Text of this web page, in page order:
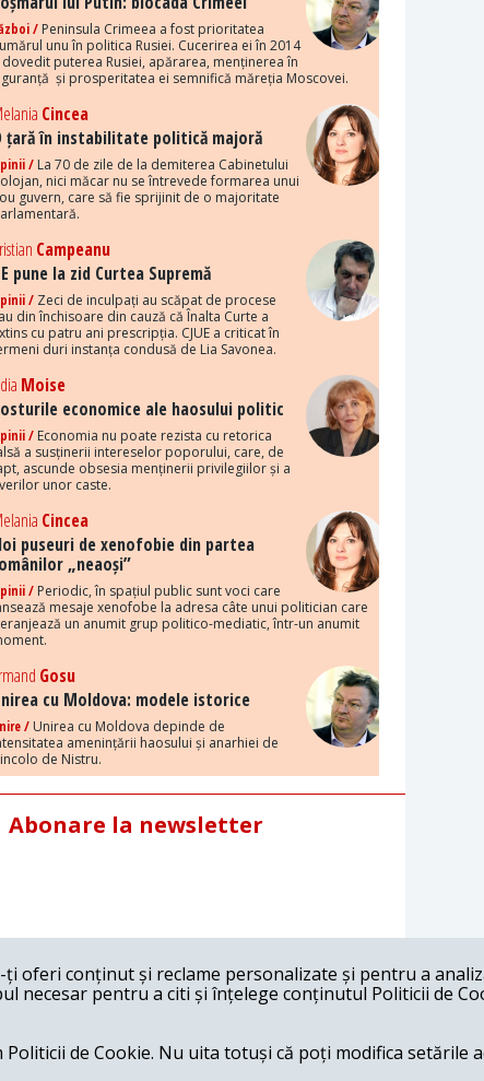
/ Peninsula Crimeea a fost prioritatea
unu în politica Rusiei. Cucerirea ei în 2014
dovedit puterea Rusiei, apărarea, menținerea în
și prosperitatea ei semnifică măreția Moscovei.
Cincea
țară în instabilitate politică majoră
/ La 70 de zile de la demiterea Cabinetului
nici măcar nu se întrevede formarea unui
guvern, care să fie sprijinit de o majoritate
Campeanu
pune la zid Curtea Supremă
/ Zeci de inculpați au scăpat de procese
din închisoare din cauză că Înalta Curte a
cu patru ani prescripția. CJUE a criticat în
duri instanța condusă de Lia Savonea.
Moise
economice ale haosului politic
/ Economia nu poate rezista cu retorica
a susținerii intereselor poporului, care, de
ascunde obsesia menținerii privilegiilor și a
unor caste.
Cincea
puseuri de xenofobie din partea
„neaoși”
/ Periodic, în spațiul public sunt voci care
mesaje xenofobe la adresa câte unui politician care
un anumit grup politico-mediatic, într-un anumit
Gosu
cu Moldova: modele istorice
/ Unirea cu Moldova depinde de
amenințării haosului și anarhiei de
de Nistru.
Abonare la newsletter
oferi conținut și reclame personalizate și pentru a
necesar pentru a citi și înțelege conținutul Politicii de
de Cookie. Nu uita totuși că poți modifica setările